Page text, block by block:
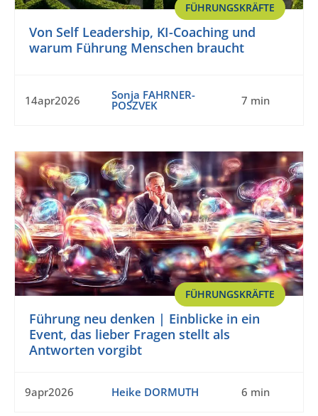
FÜHRUNGSKRÄFTE
Von Self Leadership, KI-Coaching und
warum Führung Menschen braucht
14apr2026 Sonja FAHRNER-
POSZVEK 7 min
FÜHRUNGSKRÄFTE
Führung neu denken | Einblicke in ein
Event, das lieber Fragen stellt als
Antworten vorgibt
9apr2026 Heike DORMUTH 6 min